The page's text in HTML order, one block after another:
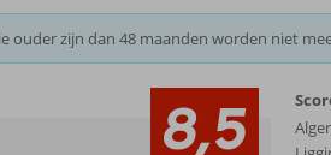
ouder zijn dan 48 maanden worden niet
8,5